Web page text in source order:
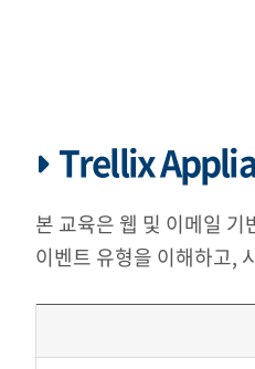
Trellix
본 교육은 웹 및 이메일
이벤트 유형을 이해하고,